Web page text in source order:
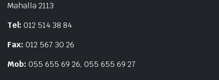
Məhəllə 2113
Tel: 012 514 38 84
Fax: 012 567 30 26
Mob: 055 655 69 26, 055 655 69 27